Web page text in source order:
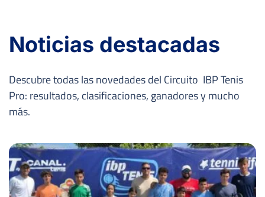
Noticias destacadas
Descubre todas las novedades del Circuito IBP Tenis
Pro: resultados, clasificaciones, ganadores y mucho
más.